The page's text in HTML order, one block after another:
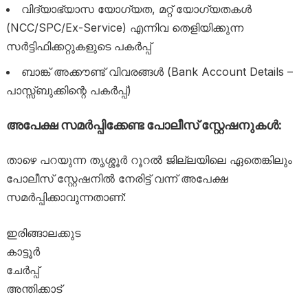
വിദ്യാഭ്യാസ യോഗ്യത, മറ്റ് യോഗ്യതകൾ
(NCC/SPC/Ex-Service) എന്നിവ തെളിയിക്കുന്ന
സർട്ടിഫിക്കറ്റുകളുടെ പകർപ്പ്
ബാങ്ക് അക്കൗണ്ട് വിവരങ്ങൾ (Bank Account Details –
പാസ്സ്ബുക്കിന്റെ പകർപ്പ്)
അപേക്ഷ സമർപ്പിക്കേണ്ട പോലീസ് സ്റ്റേഷനുകൾ:
താഴെ പറയുന്ന തൃശ്ശൂർ റൂറൽ ജില്ലയിലെ ഏതെങ്കിലും
പോലീസ് സ്റ്റേഷനിൽ നേരിട്ട് വന്ന് അപേക്ഷ
സമർപ്പിക്കാവുന്നതാണ്:
ഇരിങ്ങാലക്കുട
കാട്ടൂർ
ചേർപ്പ്
അന്തിക്കാട്